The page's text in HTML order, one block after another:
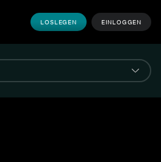
LOSLEGEN EINLOGGEN